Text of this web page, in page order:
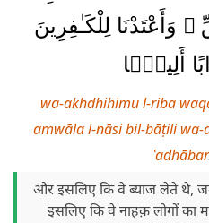
وَأَعْتَدْنَا لِلْكَـٰفِرِينَ
أَلِيمًۭا
wa-akhdhihimu l-riba
amwāla l-nāsi bil-bāṭili
और इसलिए कि वे ब्याज लेते थे,
इसलिए कि वे नाहक़ लोगों